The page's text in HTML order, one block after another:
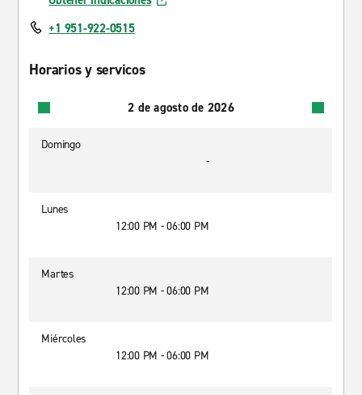
+1 951-922-0515
Horarios y servicos
2 de agosto de 2026
Domingo
-
Lunes
12:00 PM - 06:00 PM
Martes
12:00 PM - 06:00 PM
Miércoles
12:00 PM - 06:00 PM